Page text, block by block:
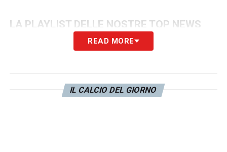
LA PLAYLIST DELLE NOSTRE TOP NEWS
READ MORE
IL CALCIO DEL GIORNO